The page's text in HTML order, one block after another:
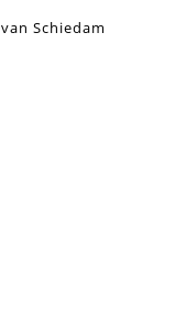
Schiedam